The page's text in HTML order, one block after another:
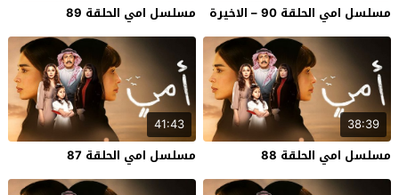
مسلسل امي الحلقة 90 – الاخيرة
مسلسل امي الحلقة 89
38:39
مسلسل امي الحلقة 88
41:43
مسلسل امي الحلقة 87